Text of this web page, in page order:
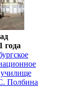
года
Полбина